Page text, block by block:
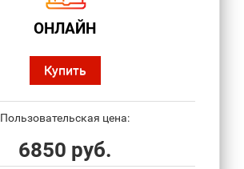
ОНЛАЙН
Купить
Пользовательская цена:
6850 руб.